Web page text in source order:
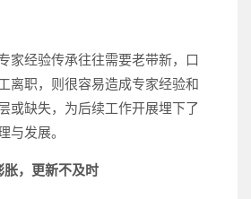
家经验传承往往需要老带新，口
离职，则很容易造成专家经验和
或缺失，为后续工作开展埋下了
与发展。
胀，更新不及时